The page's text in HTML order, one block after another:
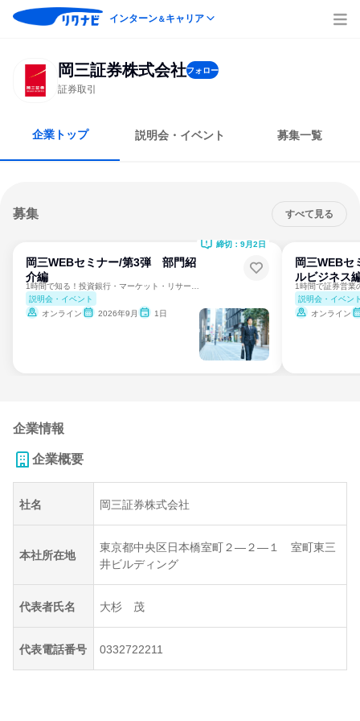
インターン＆キャリア
岡三証券株式会社フォロー
証券取引
企業トップ 説明会・イベント 募集一覧
募集 すべて見る
岡三WEBセミナー/第3弾 部門紹
介編
説明会・イベント
オンライン
2026年9月 1日
締切：9月2日
岡三WEB
ルビジネス
説明会・イベン
オンライン
企業情報
企業概要
社名 岡三証券株式会社
本社所在地
東京都中央区日本橋室町２―２―１ 室町東三
井ビルディング
代表者氏名 大杉 茂
代表電話番号 0332722211